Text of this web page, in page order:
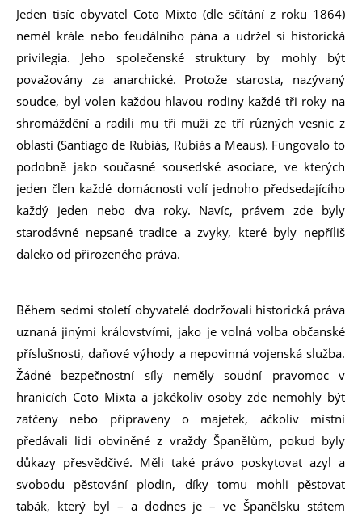
Jeden tisíc obyvatel Coto Mixto (dle sčítání z roku 1864)
neměl krále nebo feudálního pána a udržel si historická
privilegia. Jeho společenské struktury by mohly být
považovány za anarchické. Protože starosta, nazývaný
soudce, byl volen každou hlavou rodiny každé tři roky na
shromáždění a radili mu tři muži ze tří různých vesnic z
oblasti (Santiago de Rubiás, Rubiás a Meaus). Fungovalo to
podobně jako současné sousedské asociace, ve kterých
jeden člen každé domácnosti volí jednoho předsedajícího
každý jeden nebo dva roky. Navíc, právem zde byly
starodávné nepsané tradice a zvyky, které byly nepříliš
daleko od přirozeného práva.
Během sedmi století obyvatelé dodržovali historická práva
uznaná jinými královstvími, jako je volná volba občanské
příslušnosti, daňové výhody a nepovinná vojenská služba.
Žádné bezpečnostní síly neměly soudní pravomoc v
hranicích Coto Mixta a jakékoliv osoby zde nemohly být
zatčeny nebo připraveny o majetek, ačkoliv místní
předávali lidi obviněné z vraždy Španělům, pokud byly
důkazy přesvědčivé. Měli také právo poskytovat azyl a
svobodu pěstování plodin, díky tomu mohli pěstovat
tabák, který byl – a dodnes je – ve Španělsku státem